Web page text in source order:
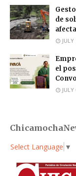
de
el
Select Language ▼